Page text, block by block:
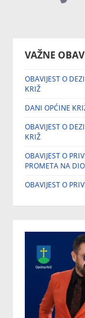
VAŽNE
OBAVIJEST O
KRIŽ
DANI OPĆINE
OBAVIJEST O
KRIŽ
OBAVIJEST O
PROMETA NA
OBAVIJEST O